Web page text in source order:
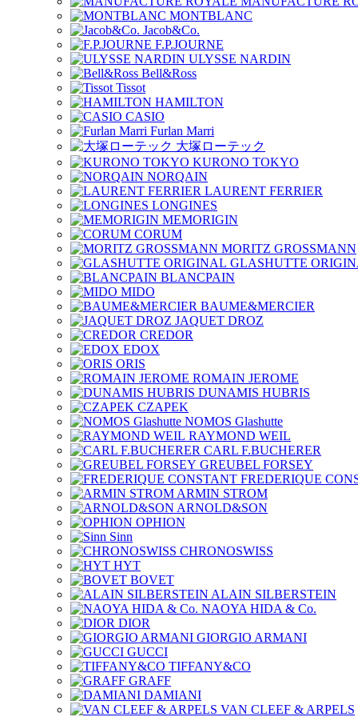
MONTBLANC
Jacob&Co.
F.P.JOURNE
ULYSSE NARDIN
Bell&Ross
Tissot
HAMILTON
CASIO
Furlan Marri
大塚ローテック
KURONO TOKYO
NORQAIN
LAURENT FERRIER
LONGINES
MEMORIGIN
CORUM
MORITZ GROSSMANN
GLASHUTTE
BLANCPAIN
MIDO
BAUME&MERCIER
JAQUET DROZ
CREDOR
EDOX
ORIS
ROMAIN JEROME
DUNAMIS HUBRIS
CZAPEK
NOMOS Glashutte
RAYMOND WEIL
CARL F.BUCHERER
GREUBEL FORSEY
FREDERIQUE
ARMIN STROM
ARNOLD&SON
OPHION
Sinn
CHRONOSWISS
HYT
BOVET
ALAIN SILBERSTEIN
NAOYA HIDA & Co.
DIOR
GIORGIO ARMANI
GUCCI
TIFFANY&CO
GRAFF
DAMIANI
VAN CLEEF & ARPELS